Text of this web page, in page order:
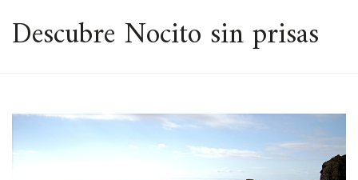
ESPACIO
Descubre Nocito sin prisas